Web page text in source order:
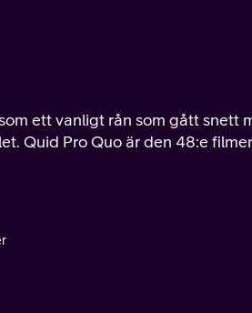
ett vanligt rån som gått snett
Quid Pro Quo är den 48:e